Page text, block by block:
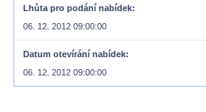
Lhůta pro podání nabídek
06. 12. 2012 09:00:00
Datum otevírání nabídek
06. 12. 2012 09:00:00